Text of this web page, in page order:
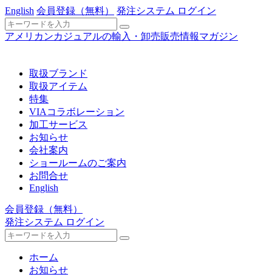
English 会員登録 （無料） 発注システム ログイン
アメリカンカジュアルの輸入・卸売販売情報マガジン
取扱ブランド
取扱アイテム
特集
VIAコラボレーション
加工サービス
お知らせ
会社案内
ショールームのご案内
お問合せ
English
会員登録 （無料）
発注システム ログイン
ホーム
お知らせ